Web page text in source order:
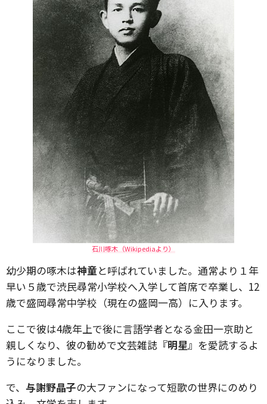
石川啄木（Wikipediaより）
幼少期の啄木は神童と呼ばれていました。通常より１年
早い５歳で渋民尋常小学校へ入学して首席で卒業し、12
歳で盛岡尋常中学校（現在の盛岡一高）に入ります。
ここで彼は4歳年上で後に言語学者となる金田一京助と
親しくなり、彼の勧めで文芸雑誌 『明星』 を愛読するよ
うになりました。
で、 与謝野晶子の大ファンになって短歌の世界にのめり